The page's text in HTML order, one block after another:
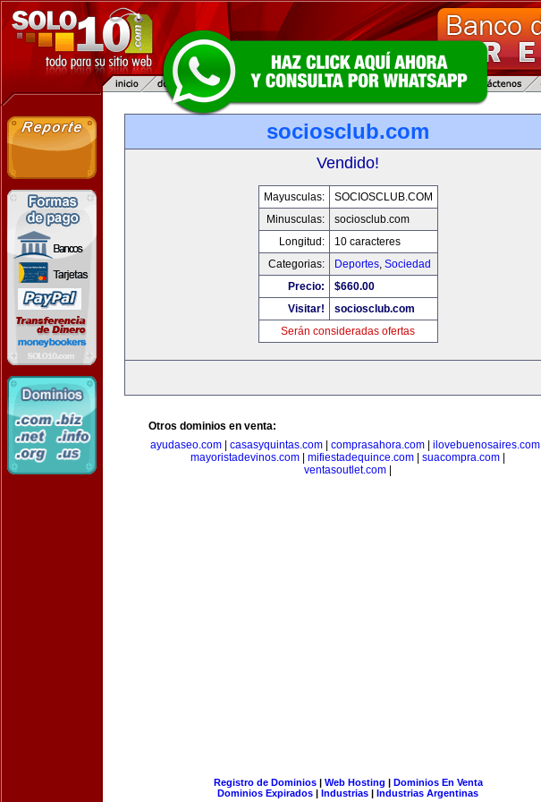
sociosclub.com
Vendido!
Mayusculas:
SOCIOSCLUB.COM
Minusculas:
sociosclub.com
Longitud:
10 caracteres
Categorias:
Deportes, Sociedad
Precio:
$660.00
Visitar!
sociosclub.com
Serán consideradas ofertas
Otros dominios en venta:
ayudaseo.com
casasyquintas.com comprasahora.com ilovebuenosaires.com
mayoristadevinos.com
mifiestadequince.com suacompra.com
ventasoutlet.com
Registro de Dominios| Web Hosting | Dominios En Venta
Dominios Expirados | Industrias | Industrias Argentinas